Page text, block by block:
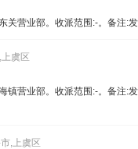
关营业部。收派范围:-。备注:
虞区
镇营业部。收派范围:-。备注:
,上虞区